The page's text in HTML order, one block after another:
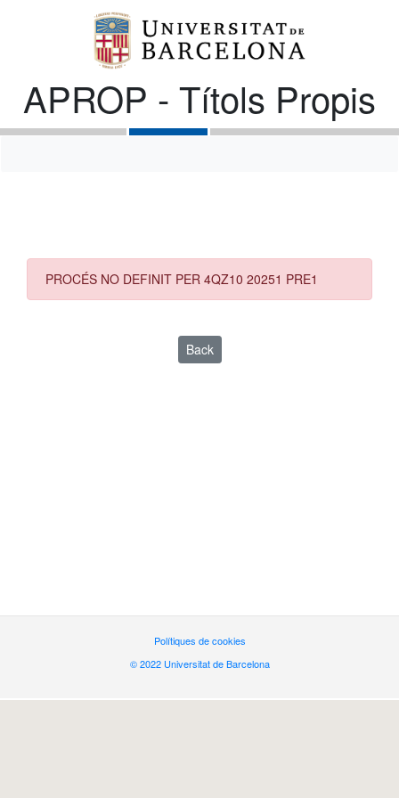
APROP - Títols Propis
PROCÉS NO DEFINIT PER 4QZ10 20251 PRE1
Back
Polítiques de cookies
© 2022 Universitat de Barcelona